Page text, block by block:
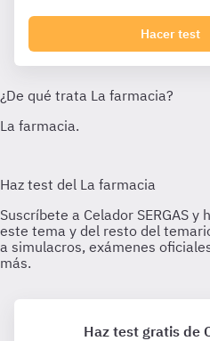
Hacer test
Haz test gratis de